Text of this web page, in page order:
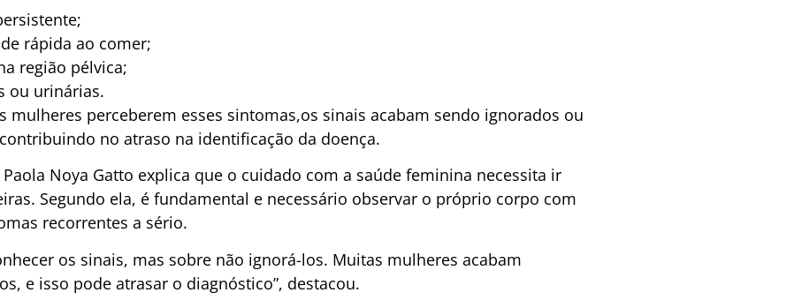
rápida ao comer;
região pélvica;
ou urinárias.
mulheres perceberem esses sintomas,os sinais acabam sendo ignorados ou
no atraso na identificação da doença.
Noya Gatto explica que o cuidado com a saúde feminina necessita ir
Segundo ela, é fundamental e necessário observar o próprio corpo com
recorrentes a sério.
os sinais, mas sobre não ignorá-los. Muitas mulheres acabam
e isso pode atrasar o diagnóstico”, destacou.